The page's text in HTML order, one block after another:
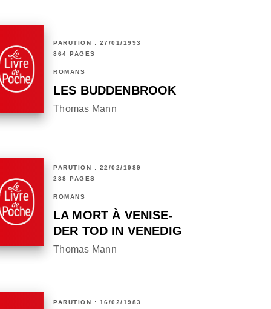
PARUTION : 27/01/1993
864 PAGES
ROMANS
LES BUDDENBROOK
Thomas Mann
PARUTION : 22/02/1989
288 PAGES
ROMANS
LA MORT À VENISE-
DER TOD IN VENEDIG
Thomas Mann
PARUTION : 16/02/1983